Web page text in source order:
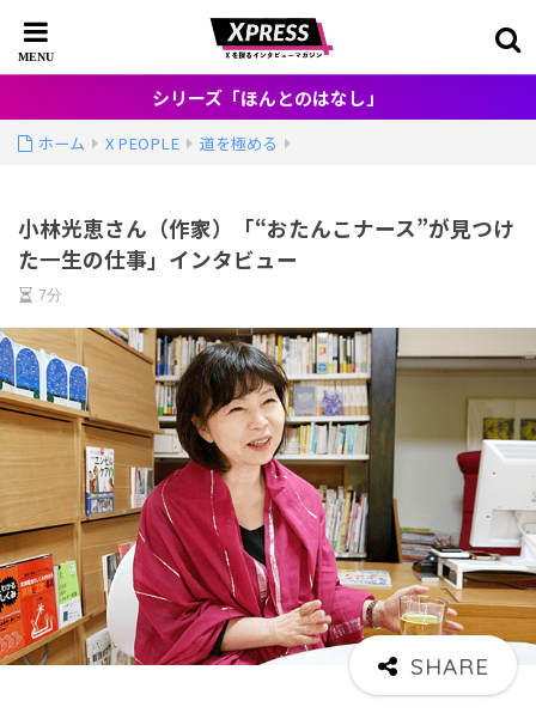
シリーズ「ほんとのはなし」
ホーム X PEOPLE 道を極める
小林光恵さん（作家）「“おたんこナース”が見つけ
た一生の仕事」インタビュー
7分